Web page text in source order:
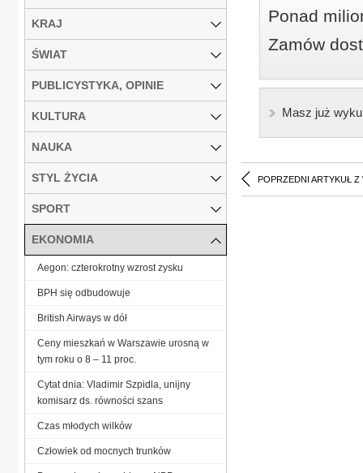
Ponad
Zamów
Masz już
POPRZEDNI ARTYKUŁ Z
KRAJ
ŚWIAT
PUBLICYSTYKA, OPINIE
KULTURA
NAUKA
STYL ŻYCIA
SPORT
EKONOMIA
Aegon: czterokrotny wzrost zysku
BPH się odbudowuje
British Airways w dół
Ceny mieszkań w Warszawie urosną w
tym roku o 8 – 11 proc.
Cytat dnia: Vladimir Szpidla, unijny
komisarz ds. równości szans
Czas młodych wilków
Człowiek od mocnych trunków